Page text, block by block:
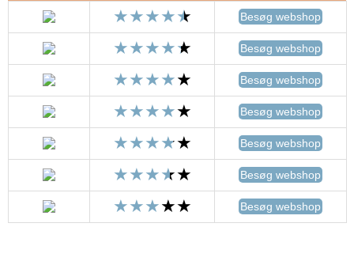
Besøg webshop
Besøg webshop
Besøg webshop
Besøg webshop
Besøg webshop
Besøg webshop
Besøg webshop